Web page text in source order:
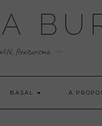
flexitarisme.
BASAL À